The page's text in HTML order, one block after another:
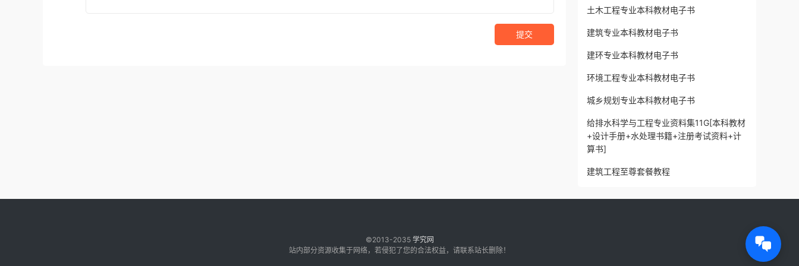
提交
土木工程专业本科教材电子书
建筑专业本科教材电子书
建环专业本科教材电子书
环境工程专业本科教材电子书
城乡规划专业本科教材电子书
给排水科学与工程专业资料集11G[本科教材
+设计手册+水处理书籍+注册考试资料+计
算书]
建筑工程至尊套餐教程
©2013-2035 学究网
站内部分资源收集于网络，若侵犯了您的合法权益，请联系站长删除！